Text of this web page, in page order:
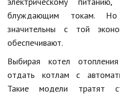
блуждающим токам.
значительны с той
обеспечивают.
Выбирая котел
отдать котлам с
Такие модели тратят